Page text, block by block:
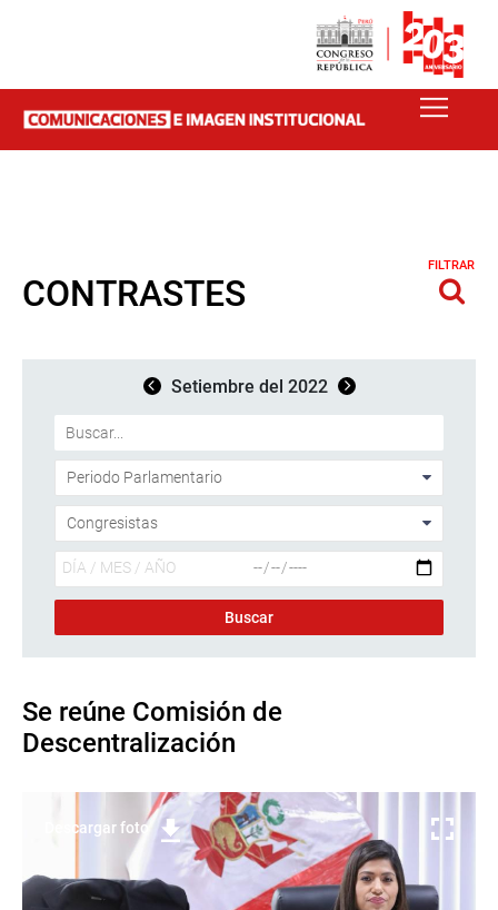
CONTRASTES
FILTRAR
Setiembre del 2022
Se reúne Comisión de
Descentralización
Descargar foto